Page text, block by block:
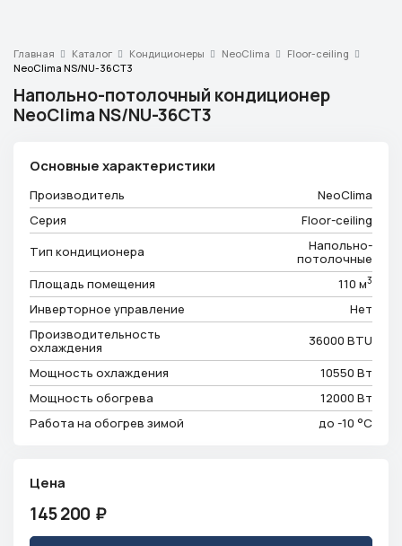
Главная Каталог Кондиционеры NeoClima
Floor-ceiling
NeoClima NS/NU-36CT3
Напольно-потолочный кондиционер
NeoClima NS/NU-36CT3
Основные характеристики
Производитель
NeoClima
Серия
Floor-ceiling
Тип кондиционера
Напольно-
потолочные
Площадь помещения
110 м3
Инверторное управление
Нет
Производительность
охлаждения
36000 BTU
Мощность охлаждения
10550 Вт
Мощность обогрева
12000 Вт
Работа на обогрев зимой
до -10 °C
Цена
145 200 ₽